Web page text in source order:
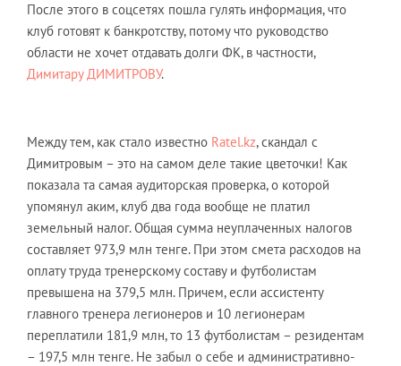
После этого в соцсетях пошла гулять информация, что
клуб готовят к банкротству, потому что руководство
области не хочет отдавать долги ФК, в частности,
Димитару ДИМИТРОВУ.
Между тем, как стало известно Ratel.kz, скандал с
Димитровым – это на самом деле такие цветочки! Как
показала та самая аудиторская проверка, о которой
упомянул аким, клуб два года вообще не платил
земельный налог. Общая сумма неуплаченных налогов
составляет 973,9 млн тенге. При этом смета расходов на
оплату труда тренерскому составу и футболистам
превышена на 379,5 млн. Причем, если ассистенту
главного тренера легионеров и 10 легионерам
переплатили 181,9 млн, то 13 футболистам – резидентам
– 197,5 млн тенге. Не забыл о себе и административно-